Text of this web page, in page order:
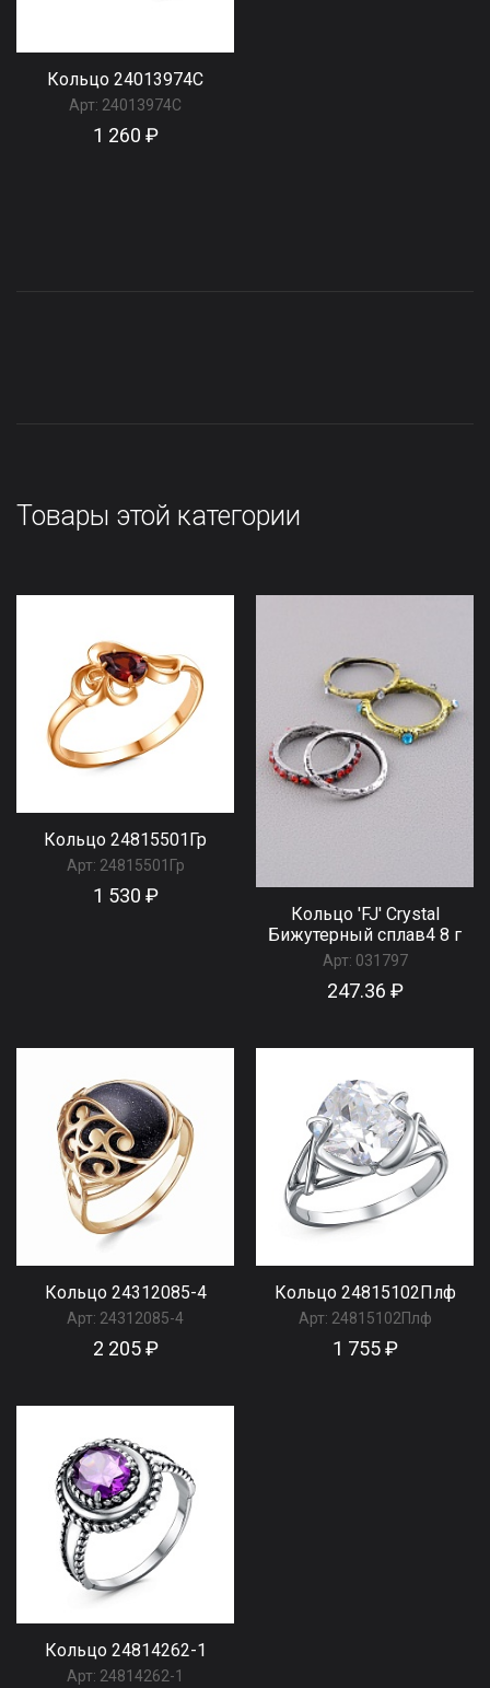
Кольцо 24013974С
Арт: 24013974С
1 260 ₽
Товары этой категории
Кольцо 24815501Гр
Арт: 24815501Гр
1 530 ₽
Кольцо 'FJ' Сrystal
Бижутерный сплав4 8 г
Арт: 031797
247.36 ₽
Кольцо 24312085-4
Арт: 24312085-4
2 205 ₽
Кольцо 24815102Плф
Арт: 24815102Плф
1 755 ₽
Кольцо 24814262-1
Арт: 24814262-1